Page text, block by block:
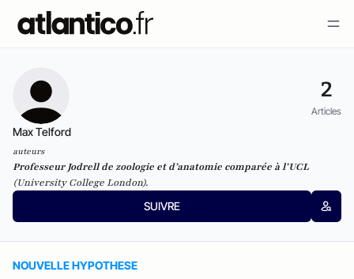
2
Articles
Max Telford
auteurs
Professeur Jodrell de zoologie et d’anatomie comparée à l’UCL
(University College London).
SUIVRE
NOUVELLE HYPOTHESE